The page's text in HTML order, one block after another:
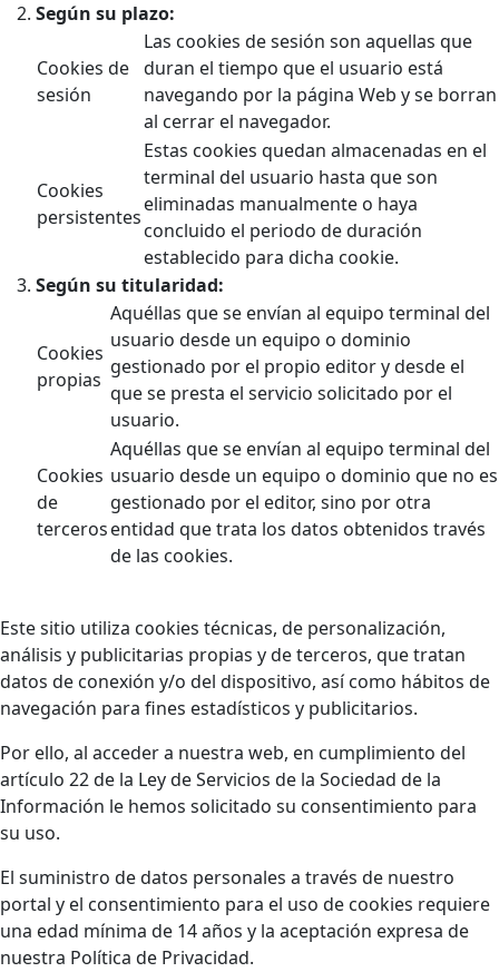
Según su plazo:
Cookies de
sesión
Las cookies de sesión son aquellas que
duran el tiempo que el usuario está
navegando por la página Web y se borran
al cerrar el navegador.
Cookies
persistentes
Estas cookies quedan almacenadas en el
terminal del usuario hasta que son
eliminadas manualmente o haya
concluido el periodo de duración
establecido para dicha cookie.
Según su titularidad:
Cookies
propias
Aquéllas que se envían al equipo terminal del
usuario desde un equipo o dominio
gestionado por el propio editor y desde el
que se presta el servicio solicitado por el
usuario.
Cookies
de
terceros
Aquéllas que se envían al equipo terminal del
usuario desde un equipo o dominio que no es
gestionado por el editor, sino por otra
entidad que trata los datos obtenidos través
de las cookies.
Este sitio utiliza cookies técnicas, de personalización,
análisis y publicitarias propias y de terceros, que tratan
datos de conexión y/o del dispositivo, así como hábitos de
navegación para fines estadísticos y publicitarios.
Por ello, al acceder a nuestra web, en cumplimiento del
artículo 22 de la Ley de Servicios de la Sociedad de la
Información le hemos solicitado su consentimiento para
su uso.
El suministro de datos personales a través de nuestro
portal y el consentimiento para el uso de cookies requiere
una edad mínima de 14 años y la aceptación expresa de
nuestra Política de Privacidad.